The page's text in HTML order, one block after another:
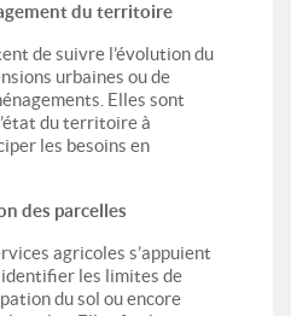
du territoire
de suivre l’évolution du
urbaines ou de
Elles sont
du territoire à
les besoins en
des parcelles
agricoles s’appuient
les limites de
du sol ou encore